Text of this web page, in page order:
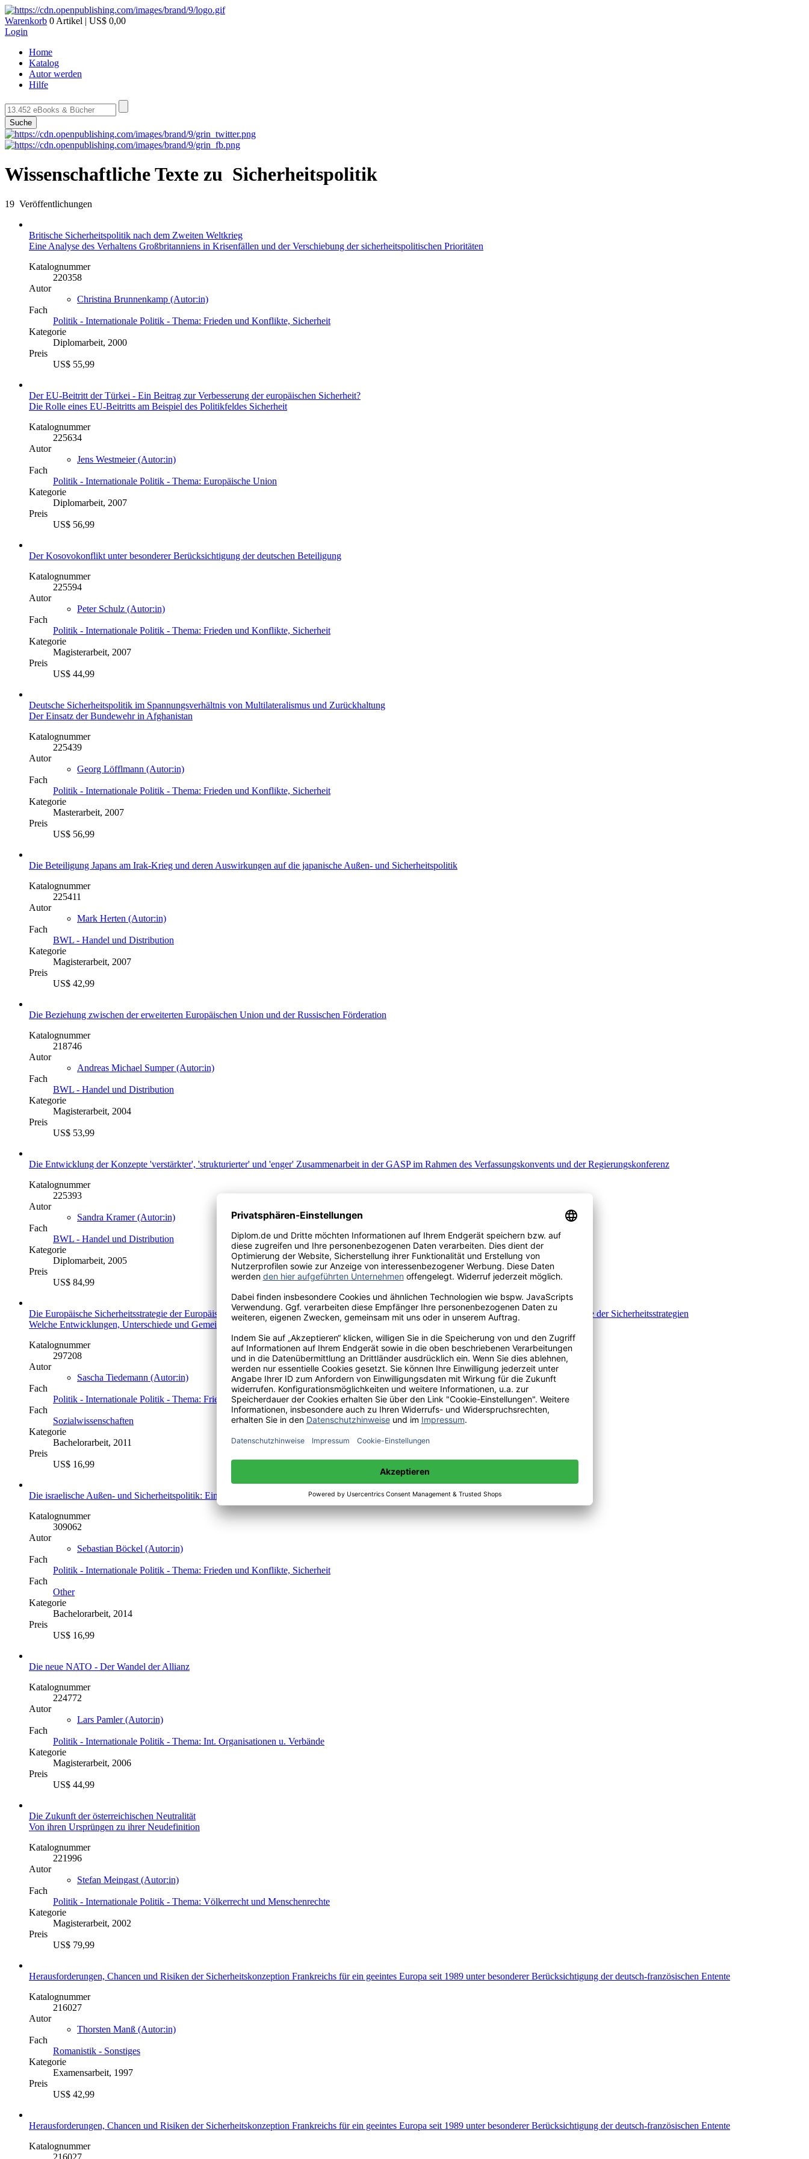
Warenkorb 0 Artikel | US$ 0,00
Login
Home
Katalog
Autor werden
Hilfe
Suche
Wissenschaftliche Texte zu Sicherheitspolitik
19 Veröffentlichungen
Britische Sicherheitspolitik nach dem Zweiten Weltkrieg
Eine Analyse des Verhaltens Großbritanniens in Krisenfällen und der Verschiebung der sicherheitspolitischen Prioritäten
Katalognummer
220358
Autor
Christina Brunnenkamp (Autor:in)
Fach
Politik - Internationale Politik - Thema: Frieden und Konflikte, Sicherheit
Kategorie
Diplomarbeit, 2000
Preis
US$ 55,99
Der EU-Beitritt der Türkei - Ein Beitrag zur Verbesserung der europäischen Sicherheit?
Die Rolle eines EU-Beitritts am Beispiel des Politikfeldes Sicherheit
Katalognummer
225634
Autor
Jens Westmeier (Autor:in)
Fach
Politik - Internationale Politik - Thema: Europäische Union
Kategorie
Diplomarbeit, 2007
Preis
US$ 56,99
Der Kosovokonflikt unter besonderer Berücksichtigung der deutschen Beteiligung
Katalognummer
225594
Autor
Peter Schulz (Autor:in)
Fach
Politik - Internationale Politik - Thema: Frieden und Konflikte, Sicherheit
Kategorie
Magisterarbeit, 2007
Preis
US$ 44,99
Deutsche Sicherheitspolitik im Spannungsverhältnis von Multilateralismus und Zurückhaltung
Der Einsatz der Bundewehr in Afghanistan
Katalognummer
225439
Autor
Georg Löfflmann (Autor:in)
Fach
Politik - Internationale Politik - Thema: Frieden und Konflikte, Sicherheit
Kategorie
Masterarbeit, 2007
Preis
US$ 56,99
Die Beteiligung Japans am Irak-Krieg und deren Auswirkungen auf die japanische Außen- und Sicherheitspolitik
Katalognummer
225411
Autor
Mark Herten (Autor:in)
Fach
BWL - Handel und Distribution
Kategorie
Magisterarbeit, 2007
Preis
US$ 42,99
Die Beziehung zwischen der erweiterten Europäischen Union und der Russischen Förderation
Katalognummer
218746
Autor
Andreas Michael Sumper (Autor:in)
Fach
BWL - Handel und Distribution
Kategorie
Magisterarbeit, 2004
Preis
US$ 53,99
Die Entwicklung der Konzepte 'verstärkter', 'strukturierter' und 'enger' Zusammenarbeit in der GASP im Rahmen des Verfassungskonvents und der Regierungskonferenz
Katalognummer
225393
Autor
Sandra Kramer (Autor:in)
Fach
BWL - Handel und Distribution
Kategorie
Diplomarbeit, 2005
Preis
US$ 84,99
Die Europäische Sicherheitsstrategie der Europäischen Union und die National Security Strategy der Vereinigten Staaten von Amerika - eine Analyse der Sicherheitsstrategien
Welche Entwicklungen, Unterschiede und Gemeinsamkeiten zeigen beide Sicherheitsstrategien im analytischen Vergleich?
Katalognummer
297208
Autor
Sascha Tiedemann (Autor:in)
Fach
Politik - Internationale Politik - Thema: Frieden und Konflikte, Sicherheit
Fach
Sozialwissenschaften
Kategorie
Bachelorarbeit, 2011
Preis
US$ 16,99
Die israelische Außen- und Sicherheitspolitik: Eine neorealistische Analyse
Katalognummer
309062
Autor
Sebastian Böckel (Autor:in)
Fach
Politik - Internationale Politik - Thema: Frieden und Konflikte, Sicherheit
Fach
Other
Kategorie
Bachelorarbeit, 2014
Preis
US$ 16,99
Die neue NATO - Der Wandel der Allianz
Katalognummer
224772
Autor
Lars Pamler (Autor:in)
Fach
Politik - Internationale Politik - Thema: Int. Organisationen u. Verbände
Kategorie
Magisterarbeit, 2006
Preis
US$ 44,99
Die Zukunft der österreichischen Neutralität
Von ihren Ursprüngen zu ihrer Neudefinition
Katalognummer
221996
Autor
Stefan Meingast (Autor:in)
Fach
Politik - Internationale Politik - Thema: Völkerrecht und Menschenrechte
Kategorie
Magisterarbeit, 2002
Preis
US$ 79,99
Herausforderungen, Chancen und Risiken der Sicherheitskonzeption Frankreichs für ein geeintes Europa seit 1989 unter besonderer Berücksichtigung der deutsch-französischen Entente
Katalognummer
216027
Autor
Thorsten Manß (Autor:in)
Fach
Romanistik - Sonstiges
Kategorie
Examensarbeit, 1997
Preis
US$ 42,99
Herausforderungen, Chancen und Risiken der Sicherheitskonzeption Frankreichs für ein geeintes Europa seit 1989 unter besonderer Berücksichtigung der deutsch-französischen Entente
Katalognummer
216027